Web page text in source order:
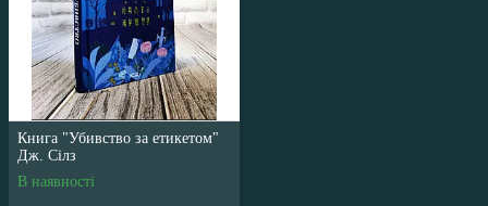
Книга "Убивство за етикетом"
Дж. Сілз
В наявності